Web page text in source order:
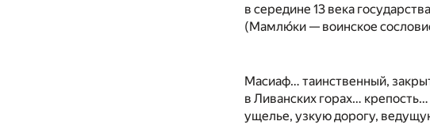
в середине 13 века
(Мамлю́ки — воинское
Масиаф… таинственный,
в Ливанских горах…
ущелье, узкую дорогу,